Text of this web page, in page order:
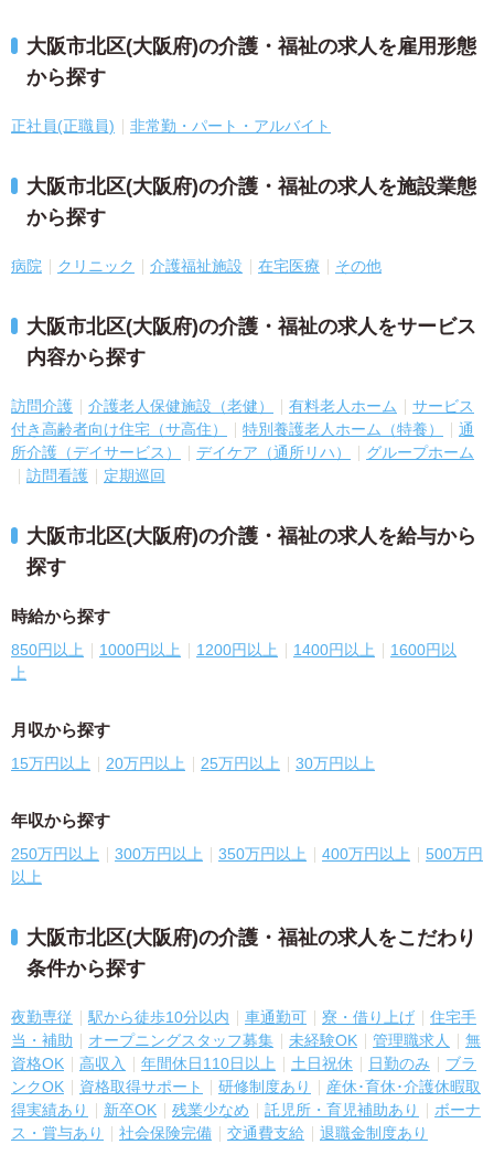
大阪市北区(大阪府)の介護・福祉の求人を雇用形態
から探す
正社員(正職員) 非常勤・パート・アルバイト
大阪市北区(大阪府)の介護・福祉の求人を施設業態
から探す
病院 クリニック 介護福祉施設 在宅医療 その他
大阪市北区(大阪府)の介護・福祉の求人をサービス
内容から探す
訪問介護 介護老人保健施設（老健） 有料老人ホーム
サービス
付き高齢者向け住宅（サ高住）
特別養護老人ホーム（特養）
通
所介護（デイサービス）
デイケア（通所リハ）
グループホーム
訪問看護
定期巡回
大阪市北区(大阪府)の介護・福祉の求人を給与から
探す
時給から探す
850円以上 1000円以上 1200円以上 1400円以上
1600円以
上
月収から探す
15万円以上 20万円以上 25万円以上 30万円以上
年収から探す
250万円以上 300万円以上 350万円以上 400万円以上
500万円
以上
大阪市北区(大阪府)の介護・福祉の求人をこだわり
条件から探す
夜勤専従 駅から徒歩10分以内 車通勤可 寮・借り上げ
住宅手
当・補助
オープニングスタッフ募集 未経験OK 管理職求人
無
資格OK
高収入 年間休日110日以上 土日祝休 日勤のみ
ブラ
ンクOK
資格取得サポート 研修制度あり
産休･育休･介護休暇取
得実績あり
新卒OK 残業少なめ 託児所・育児補助あり
ボーナ
ス・賞与あり
社会保険完備 交通費支給 退職金制度あり